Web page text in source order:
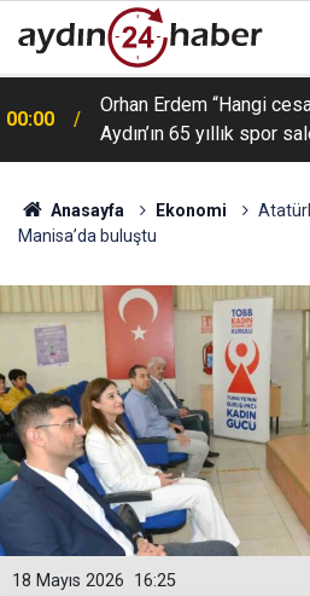
00:00
Orhan Erdem “Hangi
Aydın’ın 65 yıllık spor
Anasayfa Ekonomi
Manisa’da buluştu
16:25
18 Mayıs 2026